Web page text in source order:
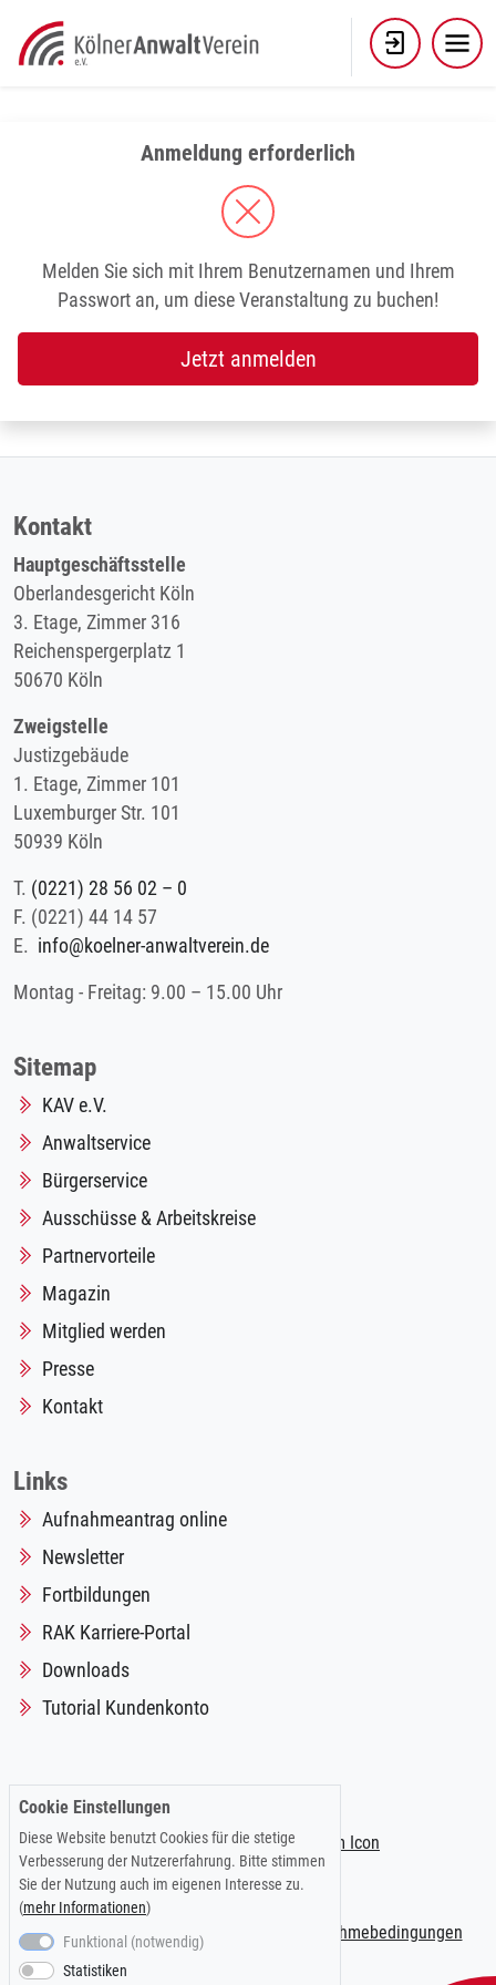
content
Anmeldung erforderlich
Melden Sie sich mit Ihrem Benutzernamen und Ihrem
Passwort an, um diese Veranstaltung zu buchen!
Jetzt anmelden
Kontakt
Hauptgeschäftsstelle
Oberlandesgericht Köln
3. Etage, Zimmer 316
Reichenspergerplatz 1
50670 Köln
Zweigstelle
Justizgebäude
1. Etage, Zimmer 101
Luxemburger Str. 101
50939 Köln
T. (0221) 28 56 02 – 0
F. (0221) 44 14 57
E. info@koelner-anwaltverein.de
Montag - Freitag: 9.00 – 15.00 Uhr
Sitemap
KAV e.V.
Anwaltservice
Bürgerservice
Ausschüsse & Arbeitskreise
Partnervorteile
Magazin
Mitglied werden
Presse
Kontakt
Links
Aufnahmeantrag online
Newsletter
Fortbildungen
RAK Karriere-Portal
Downloads
Tutorial Kundenkonto
Impressum |Datenschutzerklärung Teilnahmebedingungen
Cookie Einstellungen
Diese Website benutzt Cookies für die stetige
Verbesserung der Nutzererfahrung. Bitte stimmen
Sie der Nutzung auch im eigenen Interesse zu.
(mehr Informationen)
Funktional (notwendig)
Statistiken